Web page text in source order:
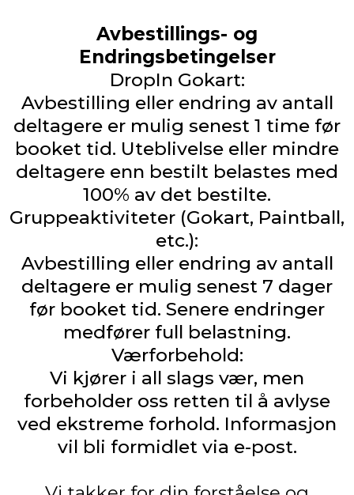
Avbestillings- og
Endringsbetingelser
DropIn Gokart:
Avbestilling eller endring av antall
deltagere er mulig senest 1 time før
booket tid. Uteblivelse eller mindre
deltagere enn bestilt belastes med
100% av det bestilte.
Gruppeaktiviteter (Gokart, Paintball,
etc.):
Avbestilling eller endring av antall
deltagere er mulig senest 7 dager
før booket tid. Senere endringer
medfører full belastning.
Værforbehold:
Vi kjører i all slags vær, men
forbeholder oss retten til å avlyse
ved ekstreme forhold. Informasjon
vil bli formidlet via e-post.